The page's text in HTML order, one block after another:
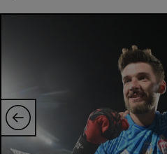
SuperLiga
Cupa României
Echipa Națională
U21
Fotbal feminin